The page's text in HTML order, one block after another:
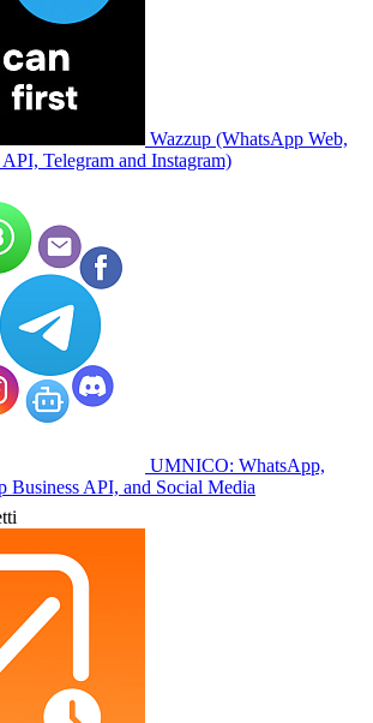
Wazzup (WhatsApp Web,
Telegram and Instagram)
UMNICO: WhatsApp,
Business API, and Social Media